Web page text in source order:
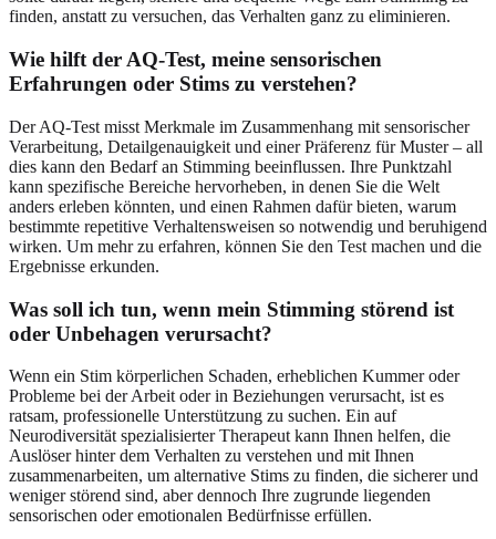
finden, anstatt zu versuchen, das Verhalten ganz zu eliminieren.
Wie hilft der AQ-Test, meine sensorischen
Erfahrungen oder Stims zu verstehen?
Der AQ-Test misst Merkmale im Zusammenhang mit sensorischer
Verarbeitung, Detailgenauigkeit und einer Präferenz für Muster – all
dies kann den Bedarf an Stimming beeinflussen. Ihre Punktzahl
kann spezifische Bereiche hervorheben, in denen Sie die Welt
anders erleben könnten, und einen Rahmen dafür bieten, warum
bestimmte repetitive Verhaltensweisen so notwendig und beruhigend
wirken. Um mehr zu erfahren, können Sie den Test machen und die
Ergebnisse erkunden.
Was soll ich tun, wenn mein Stimming störend ist
oder Unbehagen verursacht?
Wenn ein Stim körperlichen Schaden, erheblichen Kummer oder
Probleme bei der Arbeit oder in Beziehungen verursacht, ist es
ratsam, professionelle Unterstützung zu suchen. Ein auf
Neurodiversität spezialisierter Therapeut kann Ihnen helfen, die
Auslöser hinter dem Verhalten zu verstehen und mit Ihnen
zusammenarbeiten, um alternative Stims zu finden, die sicherer und
weniger störend sind, aber dennoch Ihre zugrunde liegenden
sensorischen oder emotionalen Bedürfnisse erfüllen.